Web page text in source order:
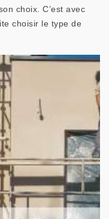
choix. C’est avec
choisir le type de